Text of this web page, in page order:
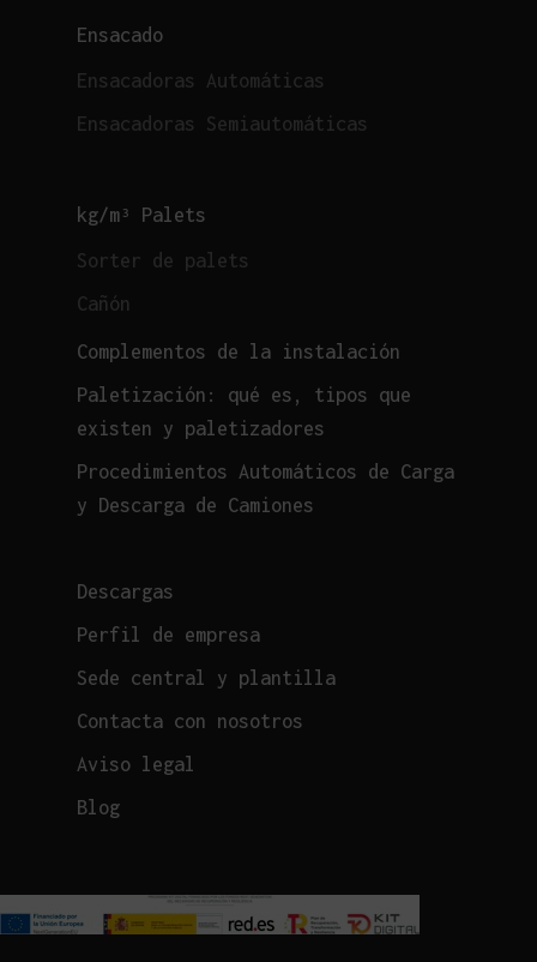
Ensacado
Ensacadoras Automáticas
Ensacadoras Semiautomáticas
kg/m³ Palets
Sorter de palets
Cañón
Complementos de la instalación
Paletización: qué es, tipos que
existen y paletizadores
Procedimientos Automáticos de Carga
y Descarga de Camiones
Descargas
Perfil de empresa
Sede central y plantilla
Contacta con nosotros
Aviso legal
Blog